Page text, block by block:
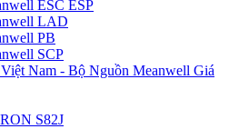
ESC ESP
LAD
PB
SCP
Nam - Bộ Nguồn Meanwell Giá
S82J